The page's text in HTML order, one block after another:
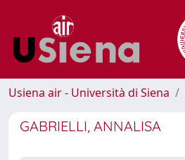
Usiena air - Università di Siena
GABRIELLI, ANNALISA